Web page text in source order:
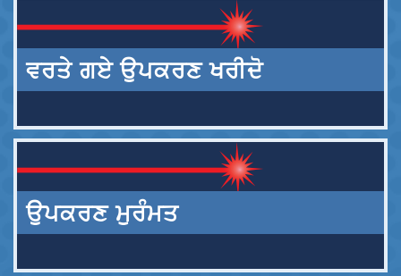
ਵਰਤੇ ਗਏ ਉਪਕਰਣ ਖਰੀਦੋ
ਉਪਕਰਣ ਮੁਰੰਮਤ